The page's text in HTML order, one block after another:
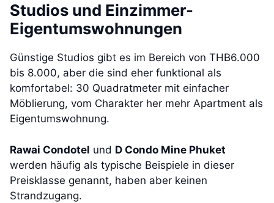
Studios und Einzimmer-
Eigentumswohnungen
Günstige Studios gibt es im Bereich von THB6.000
bis 8.000, aber die sind eher funktional als
komfortabel: 30 Quadratmeter mit einfacher
Möblierung, vom Charakter her mehr Apartment als
Eigentumswohnung.
Rawai Condotel und D Condo Mine Phuket
werden häufig als typische Beispiele in dieser
Preisklasse genannt, haben aber keinen
Strandzugang.